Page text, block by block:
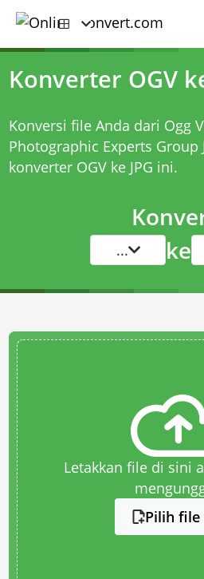
Konverter OGV
Konversi file Anda dari Ogg
Photographic Experts Group
konverter OGV ke JPG ini.
... ke
Letakkan file di sini
Pilih file